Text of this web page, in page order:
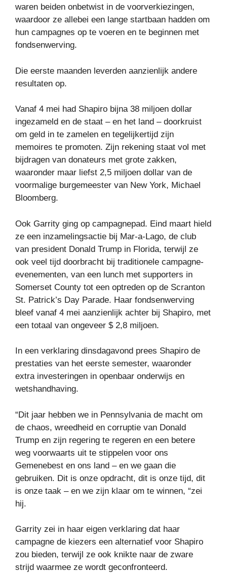
waren beiden onbetwist in de voorverkiezingen,
waardoor ze allebei een lange startbaan hadden om
hun campagnes op te voeren en te beginnen met
fondsenwerving.
Die eerste maanden leverden aanzienlijk andere
resultaten op.
Vanaf 4 mei had Shapiro bijna 38 miljoen dollar
ingezameld en de staat – en het land – doorkruist
om geld in te zamelen en tegelijkertijd zijn
memoires te promoten. Zijn rekening staat vol met
bijdragen van donateurs met grote zakken,
waaronder maar liefst 2,5 miljoen dollar van de
voormalige burgemeester van New York, Michael
Bloomberg.
Ook Garrity ging op campagnepad. Eind maart hield
ze een inzamelingsactie bij Mar-a-Lago, de club
van president Donald Trump in Florida, terwijl ze
ook veel tijd doorbracht bij traditionele campagne-
evenementen, van een lunch met supporters in
Somerset County tot een optreden op de Scranton
St. Patrick’s Day Parade. Haar fondsenwerving
bleef vanaf 4 mei aanzienlijk achter bij Shapiro, met
een totaal van ongeveer $ 2,8 miljoen.
In een verklaring dinsdagavond prees Shapiro de
prestaties van het eerste semester, waaronder
extra investeringen in openbaar onderwijs en
wetshandhaving.
“Dit jaar hebben we in Pennsylvania de macht om
de chaos, wreedheid en corruptie van Donald
Trump en zijn regering te regeren en een betere
weg voorwaarts uit te stippelen voor ons
Gemenebest en ons land – en we gaan die
gebruiken. Dit is onze opdracht, dit is onze tijd, dit
is onze taak – en we zijn klaar om te winnen, “zei
hij.
Garrity zei in haar eigen verklaring dat haar
campagne de kiezers een alternatief voor Shapiro
zou bieden, terwijl ze ook knikte naar de zware
strijd waarmee ze wordt geconfronteerd.